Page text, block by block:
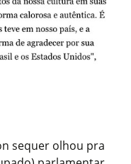
sequer olhou pra